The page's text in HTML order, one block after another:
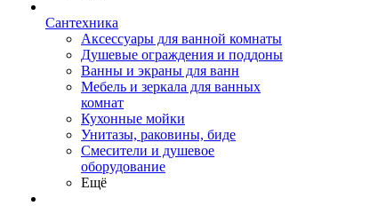
Сантехника
Аксессуары для ванной комнаты
Душевые ограждения и поддоны
Ванны и экраны для ванн
Мебель и зеркала для ванных
комнат
Кухонные мойки
Унитазы, раковины, биде
Смесители и душевое
оборудование
Ещё